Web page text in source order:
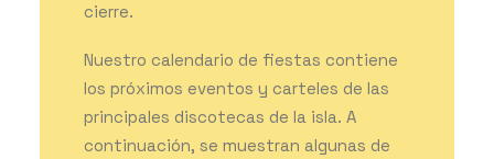
GET THE APP
BUSCAR
cierre.
Nuestro calendario de fiestas contiene
los próximos eventos y carteles de las
principales discotecas de la isla. A
continuación, se muestran algunas de